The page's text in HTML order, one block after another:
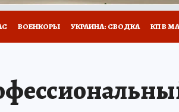
ВОЕНКОРЫ УКРАИНА: СВОДКА КП В